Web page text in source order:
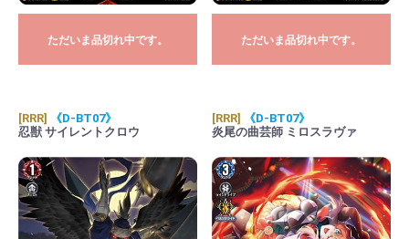
ただいま品切れ中です。 ただいま品切れ中です。
[RRR]
《D-BT07》
忍獣 サイレントクロウ
[RRR]
《D-BT07》
炎尾の曲芸師 ミロスラヴァ